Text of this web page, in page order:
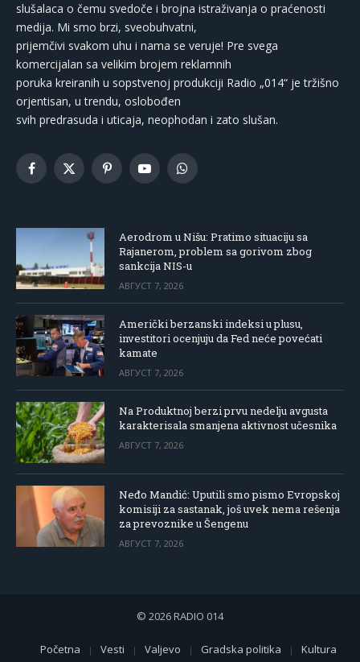
slušalaca o čemu svedoče i brojna istraživanja o praćenosti
medija. Mi smo brzi, sveobuhvatni,
prijemčivi svakom uhu i nama se veruje! Pre svega
komercijalan sa velikim brojem reklamnih
poruka kreiranih u sopstvenoj produkciji Radio „014“ je tržišno
orjentisan, u trendu, oslobođen
svih predrasuda i uticaja, neophodan i zato slušan.
Facebook
X
PinterestYouTubeWhatsApp
Aerodrom u Nišu: Pratimo situaciju sa
Rajanerom, problem sa gorivom zbog
sankcija NIS-u
АВГУСТ 7, 2026
Američki berzanski indeksi u plusu,
investitori ocenjuju da Fed neće povećati
kamate
АВГУСТ 7, 2026
Na Produktnoj berzi prvu nedelju avgusta
karakterisala smanjena aktivnost učesnika
АВГУСТ 7, 2026
Neđo Mandić: Uputili smo pismo Evropskoj
komisiji za sastanak, još uvek nema rešenja
za prevoznike u Šengenu
АВГУСТ 7, 2026
© 2026 RADIO 014
Početna Vesti Valjevo Gradska politika Kultura